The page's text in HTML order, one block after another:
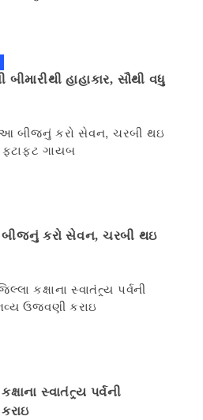
બીમારીથી હાહાકાર, સૌથી વધુ
કરો સેવન, ચરબી થઇ
સ્વાતંત્ર્ય પર્વની